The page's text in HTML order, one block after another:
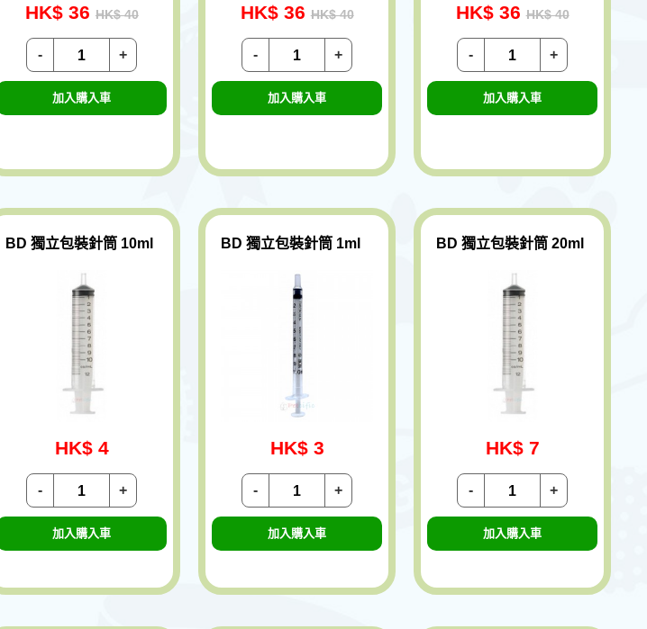
HK$ 36 HK$ 40
+
-
加入購入車
HK$ 36 HK$ 40
+
-
加入購入車
HK$ 36 HK$ 40
+
-
加入購入車
BD 獨立包裝針筒 10ml
HK$ 4
+
-
加入購入車
BD 獨立包裝針筒 1ml
HK$ 3
+
-
加入購入車
BD 獨立包裝針筒 20ml
HK$ 7
+
-
加入購入車